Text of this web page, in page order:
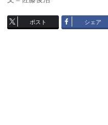
ポスト シェア